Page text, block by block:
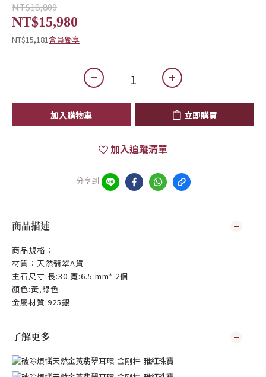
NT$18,800
NT$15,980
NT$15,181會員獨享
加入購物車 立即購買
加入追蹤清單
分享到
商品描述
商品規格：
材質：天然翡翠A貨
主石尺寸:長:30 寬:6.5 mm* 2個
顏色:黃,綠色
金屬材質:925銀
了解更多